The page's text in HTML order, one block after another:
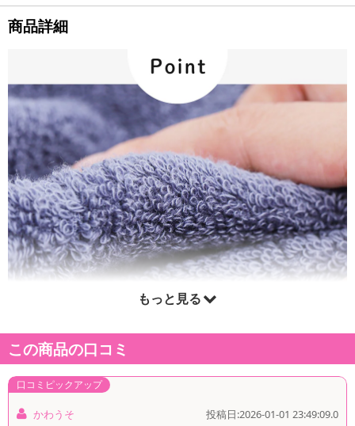
商品詳細
もっと見る
この商品の口コミ
口コミピックアップ
かわうそ 投稿日:2026-01-01 23:49:09.0